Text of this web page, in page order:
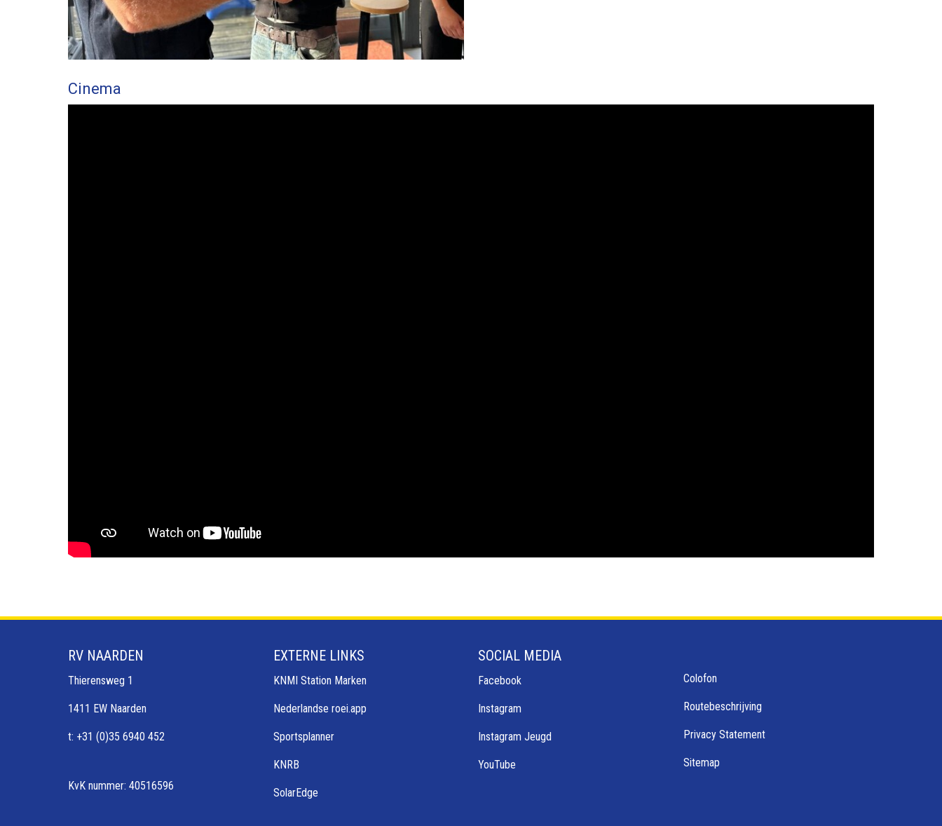
Cinema
RV NAARDEN
Thierensweg 1
1411 EW Naarden
t: +31 (0)35 6940 452
KvK nummer: 40516596
EXTERNE LINKS
KNMI Station Marken
Nederlandse roei.app
Sportsplanner
KNRB
SolarEdge
SOCIAL MEDIA
Facebook
Instagram
Instagram Jeugd
YouTube
Colofon
Routebeschrijving
Privacy Statement
Sitemap